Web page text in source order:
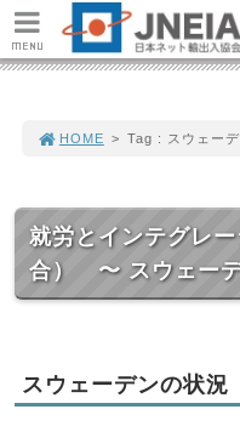
HOME > Tag : スウェー
就労とインテグレ
合） 〜 スウェー
スウェーデンの状況
MENU